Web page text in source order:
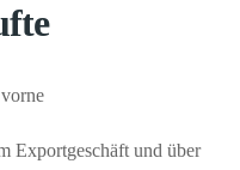
Exportgeschäft und über